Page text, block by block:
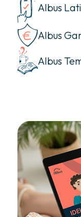
Albus
Albus
Albus